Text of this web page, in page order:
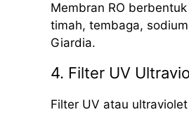
Membran RO
timah, tembaga,
Giardia.
4. Filter UV
Filter UV atau